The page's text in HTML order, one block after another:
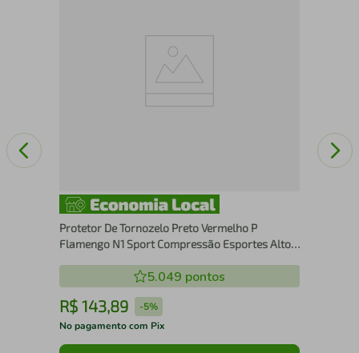
Protetor De Tornozelo Preto Vermelho P
Flamengo N1 Sport Compressão Esportes Alto
5.049 pontos
R$ 143,89 -5%
No pagamento com Pix